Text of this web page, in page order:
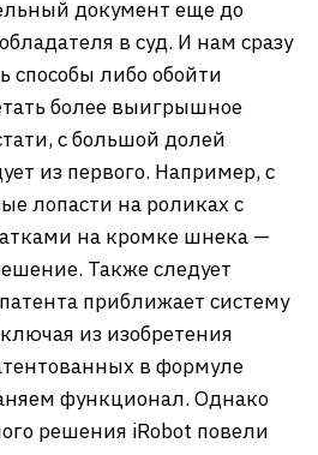
документ еще до
в суд. И нам сразу
способы либо обойти
более выигрышное
с большой долей
из первого. Например, с
лопасти на роликах с
на кромке шнека —
Также следует
приближает систему
из изобретения
в формуле
функционал. Однако
решения iRobot повели